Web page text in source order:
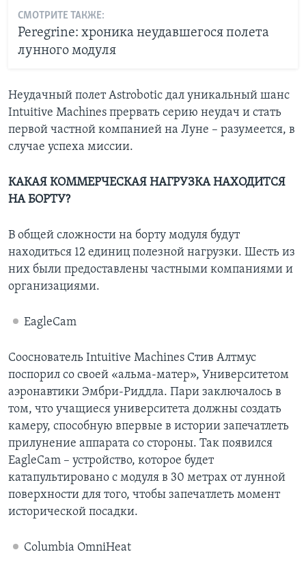
СМОТРИТЕ ТАКЖЕ:
Peregrine: хроника неудавшегося полета
лунного модуля
Неудачный полет Astrobotic дал уникальный шанс
Intuitive Machines прервать серию неудач и стать
первой частной компанией на Луне – разумеется, в
случае успеха миссии.
КАКАЯ КОММЕРЧЕСКАЯ НАГРУЗКА НАХОДИТСЯ
НА БОРТУ?
В общей сложности на борту модуля будут
находиться 12 единиц полезной нагрузки. Шесть из
них были предоставлены частными компаниями и
организациями.
EagleCam
Сооснователь Intuitive Machines Стив Алтмус
поспорил со своей «альма-матер», Университетом
аэронавтики Эмбри-Риддла. Пари заключалось в
том, что учащиеся университета должны создать
камеру, способную впервые в истории запечатлеть
прилунение аппарата со стороны. Так появился
EagleCam – устройство, которое будет
катапультировано с модуля в 30 метрах от лунной
поверхности для того, чтобы запечатлеть момент
исторической посадки.
Columbia OmniHeat